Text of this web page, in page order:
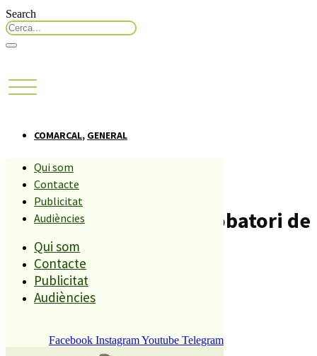
Search
Qui som
Contacte
Publicitat
Audiències
Qui som
Contacte
Publicitat
Audiències
Facebook InstagramYoutube Telegram
COMARCAL, GENERAL
Detenen sis persones
relacionades amb un robatori de
marihuana a Tordera
Compartiu aquesta història
Foto: Ajuntament de Tordera